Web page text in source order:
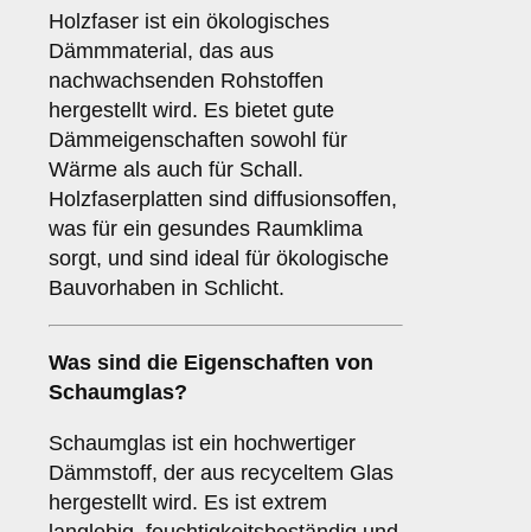
Holzfaser ist ein ökologisches
Dämmmaterial, das aus
nachwachsenden Rohstoffen
hergestellt wird. Es bietet gute
Dämmeigenschaften sowohl für
Wärme als auch für Schall.
Holzfaserplatten sind diffusionsoffen,
was für ein gesundes Raumklima
sorgt, und sind ideal für ökologische
Bauvorhaben in Schlicht.
Was sind die Eigenschaften von
Schaumglas?
Schaumglas ist ein hochwertiger
Dämmstoff, der aus recyceltem Glas
hergestellt wird. Es ist extrem